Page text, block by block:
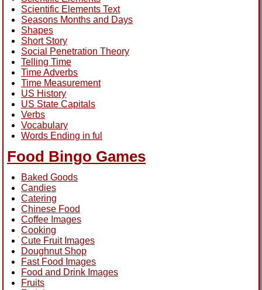
Scientific Elements Text
Seasons Months and Days
Shapes
Short Story
Social Penetration Theory
Telling Time
Time Adverbs
Time Measurement
US History
US State Capitals
Verbs
Vocabulary
Words Ending in ful
Food Bingo Games
Baked Goods
Candies
Catering
Chinese Food
Coffee Images
Cooking
Cute Fruit Images
Doughnut Shop
Fast Food Images
Food and Drink Images
Fruits